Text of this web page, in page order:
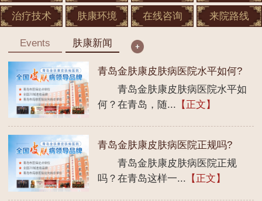
治疗技术 肤康环境 在线咨询 来院路线
Events 肤康新闻
青岛金肤康皮肤病医院水平如何?
青岛金肤康皮肤病医院水平如
何？在青岛，随... 【正文】
青岛金肤康皮肤病医院正规吗?
青岛金肤康皮肤病医院正规
吗？在青岛这样一... 【正文】